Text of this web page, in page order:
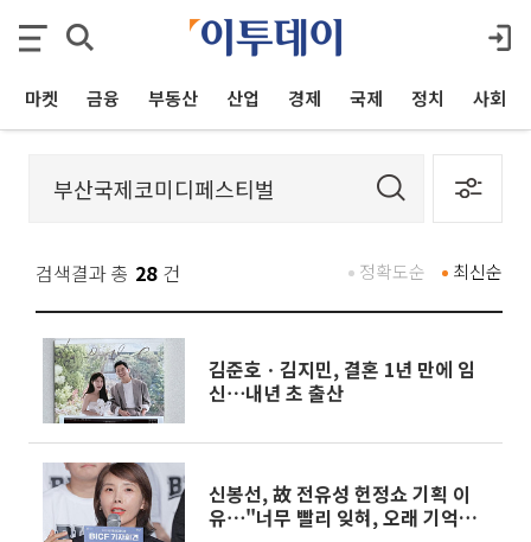
마켓 금융 부동산 산업 경제 국제 정치 사회
검색결과 총 28 건 최신순
정확도순
김준호ㆍ김지민, 결혼 1년 만에 임
신⋯내년 초 출산
신봉선, 故 전유성 헌정쇼 기획 이
유⋯"너무 빨리 잊혀, 오래 기억되